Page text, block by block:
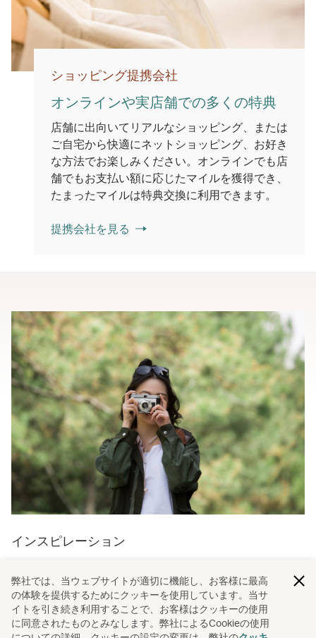
ショッピング提携会社
オンラインや実店舗での多くの特典
店舗に出向いてリアルなショッピング、または
ご自宅から快適にネットショッピング、お好き
な方法でお楽しみください。オンラインでも店
舗でもお支払い額に応じたマイルを獲得でき、
たまったマイルは特典交換に利用できます。
提携会社を見る
インスピレーション
世界中の必見のマーケットから、ハイテク、ファッショ
ン、ホームウェア、体験まで、ショッピングを思う存分楽
しみたい方におすすめのショッピングガイドです。
弊社では、当ウェブサイトが適切に機能し、お客様に最高
の体験を提供するためにクッキーを使用しています。当サ
イトを引き続き利用することで、お客様はクッキーの使用
に同意されたものとみなします。弊社によるCookieの使用